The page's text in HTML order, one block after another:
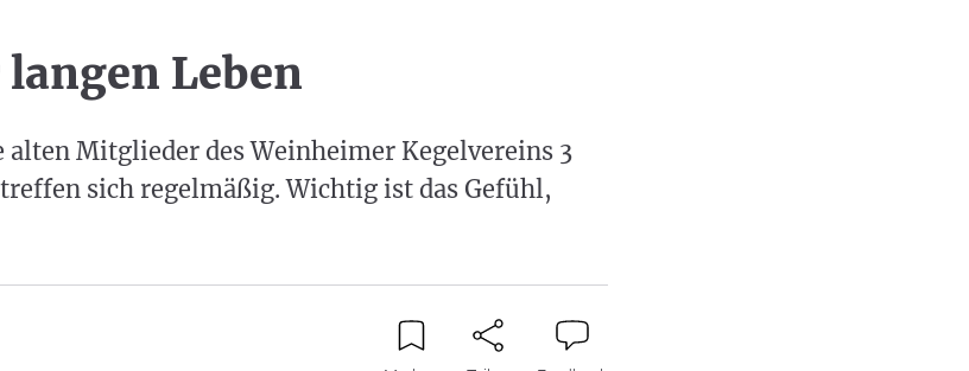
Leben
alten Mitglieder des Weinheimer Kegelvereins 3
sich regelmäßig. Wichtig ist das Gefühl,